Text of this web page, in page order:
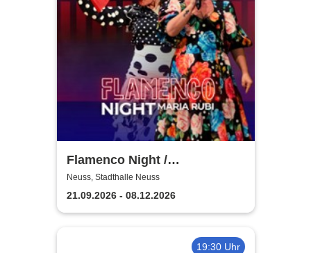
Flamenco Night /
Flamencomanía Tour 26/27 -
Deutschlands größte
Flamenco-Tournee
Neuss, Stadthalle Neuss
21.09.2026 - 08.12.2026
19:30 Uhr